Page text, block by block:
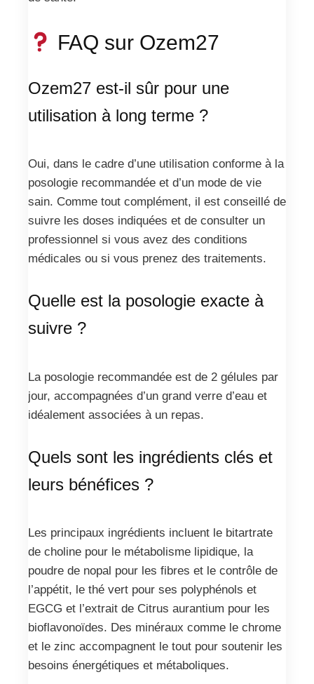
FAQ sur Ozem27
Ozem27 est-il sûr pour une
utilisation à long terme ?
Oui, dans le cadre d’une utilisation conforme à la
posologie recommandée et d’un mode de vie
sain. Comme tout complément, il est conseillé de
suivre les doses indiquées et de consulter un
professionnel si vous avez des conditions
médicales ou si vous prenez des traitements.
Quelle est la posologie exacte à
suivre ?
La posologie recommandée est de 2 gélules par
jour, accompagnées d’un grand verre d’eau et
idéalement associées à un repas.
Quels sont les ingrédients clés et
leurs bénéfices ?
Les principaux ingrédients incluent le bitartrate
de choline pour le métabolisme lipidique, la
poudre de nopal pour les fibres et le contrôle de
l’appétit, le thé vert pour ses polyphénols et
EGCG et l’extrait de Citrus aurantium pour les
bioflavonoïdes. Des minéraux comme le chrome
et le zinc accompagnent le tout pour soutenir les
besoins énergétiques et métaboliques.